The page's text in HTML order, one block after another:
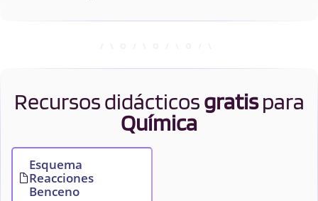
Recursos didácticosgratispara
Química
Esquema
Reacciones
Benceno